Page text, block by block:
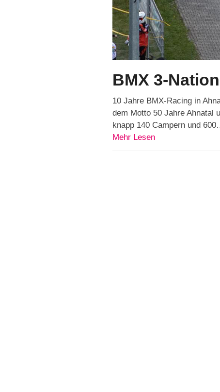
BMX 3-
10 Jahre BMX-Racing in
dem Motto 50 Jahre Ahnatal
knapp 140 Campern und
Mehr Lesen